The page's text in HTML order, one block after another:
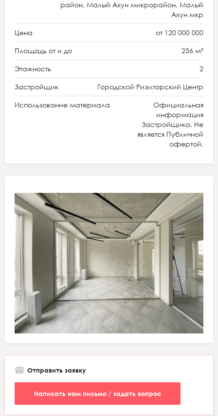
район, Малый Ахун микрорайон, Малый
Ахун мкр
Цена от 120 000 000
Площадь от и до 256 м²
Этажность 2
Застройщик Городской Риэлторский Центр
Использование материала
Официальная
информация
Застройщика. Не
является Публичной
офертой.
Отправить заявку
Написать нам письмо / задать вопрос